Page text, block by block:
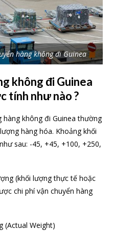
hàng không đi Guinea
không đi Guinea
tính như nào ?
không đi Guinea thường
hàng hóa. Khoảng khối
sau: -45, +45, +100, +250,
(khối lượng thực tế hoặc
chi phí vận chuyển hàng
(Actual Weight)